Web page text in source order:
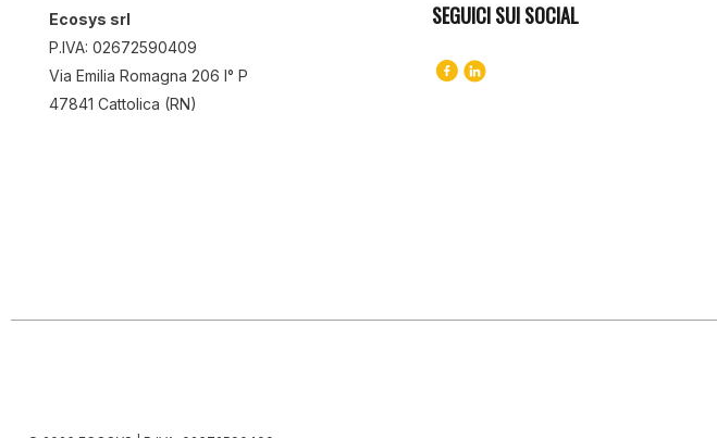
Ecosys srl
P.IVA: 02672590409
Via Emilia Romagna 206 I° P
47841 Cattolica (RN)
SEGUICI SUI SOCIAL